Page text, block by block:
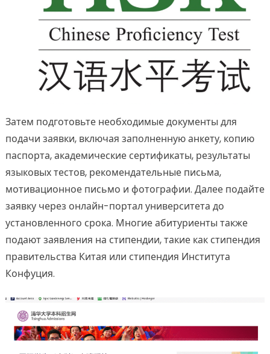
Затем подготовьте необходимые документы для
подачи заявки, включая заполненную анкету, копию
паспорта, академические сертификаты, результаты
языковых тестов, рекомендательные письма,
мотивационное письмо и фотографии. Далее подайте
заявку через онлайн-портал университета до
установленного срока. Многие абитуриенты также
подают заявления на стипендии, такие как стипендия
правительства Китая или стипендия Института
Конфуция.